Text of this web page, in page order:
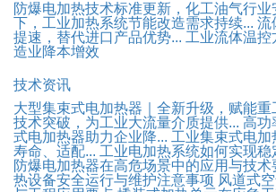
防爆电加热技术标准更新，化工油气行业
下，工业加热系统节能改造需求持续... 流
提速，替代进口产品优势... 工业流体温控
造业降本增效
技术资讯
大型集束式电加热器｜全新升级，赋能重
技术突破，为工业大流量介质提供... 高功
式电加热器助力企业降... 工业集束式电加
寿命、适配... 工业电加热系统如何实现稳
防爆电加热器在高危场景中的应用与技术
热设备安全运行与维护注意事项 风道式